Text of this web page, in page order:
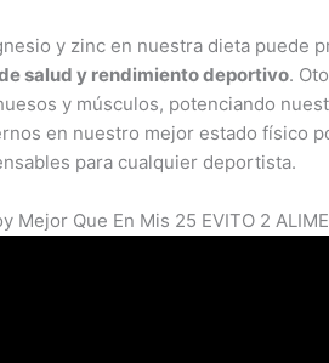
y zinc en nuestra dieta puede
salud y rendimiento deportivo.
y músculos, potenciando
en nuestro mejor estado físico
para cualquier deportista.
Mejor Que En Mis 25 EVITO 2